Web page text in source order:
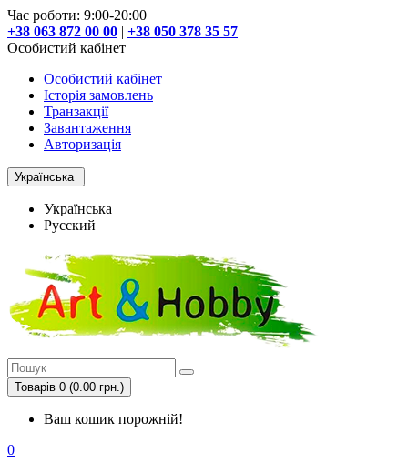
Час роботи: 9:00-20:00
+38 063 872 00 00 | +38 050 378 35 57
Особистий кабінет
Особистий кабінет
Історія замовлень
Транзакції
Завантаження
Авторизація
Українська
Українська
Русский
Товарів 0 (0.00 грн.)
Ваш кошик порожній!
0